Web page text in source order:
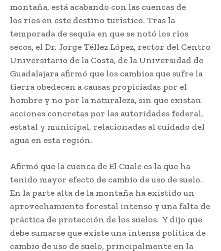
montaña, está acabando con las cuencas de
los ríos en este destino turístico. Tras la
temporada de sequía en que se notó los ríos
secos, el Dr. Jorge Téllez López, rector del Centro
Universitario de la Costa, de la Universidad de
Guadalajara afirmó que los cambios que sufre la
tierra obedecen a causas propiciadas por el
hombre y no por la naturaleza, sin que existan
acciones concretas por las autoridades federal,
estatal y municipal, relacionadas al cuidado del
agua en esta región.
Afirmó que la cuenca de El Cuale es la que ha
tenido mayor efecto de cambio de uso de suelo.
En la parte alta de la montaña ha existido un
aprovechamiento forestal intenso y una falta de
práctica de protección de los suelos. Y dijo que
debe sumarse que existe una intensa política de
cambio de uso de suelo, principalmente en la